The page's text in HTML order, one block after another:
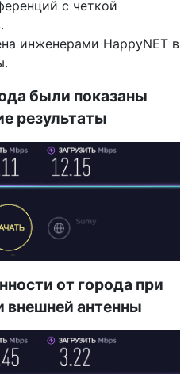
с четкой
инженерами HappyNET в
были показаны
результаты
от города при
внешней антенны